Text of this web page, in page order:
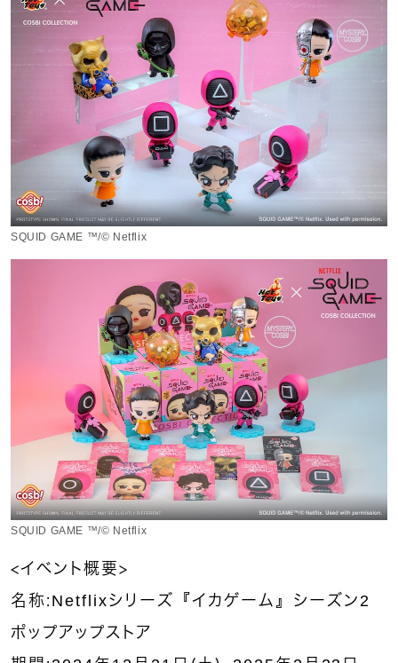
SQUID GAME ™/© Netflix
SQUID GAME ™/© Netflix
＜イベント概要＞
名称：Netflixシリーズ『イカゲーム』シーズン2
ポップアップストア